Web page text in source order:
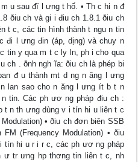
u sau đĩ l ưng t hố. • Th c hi n đ
ðiu ch và gi i điu ch 1.8.1 ðiu ch
t c, các tin hình thành t ngu n tin
đi l ưng đin (áp, dịng) và chuy n
tin y qua m t c ly ln, ph i cho qua
ch . ðnh ngh ĩa: ðiu ch là phép bi
đ u thành mt d ng n ăng l ưng
lan sao cho n ăng l ưng ít b t n
tin. Các ph ươ ng pháp điu ch :
t n th ưng dùng v i tín hi u liên t c
• ðiu ch đơn biên SSB
(Frequency Modulation) • ðiu
tín hi u r i r c, các ph ươ ng pháp
ư tr ưng hp thơng tin liên t c, nh